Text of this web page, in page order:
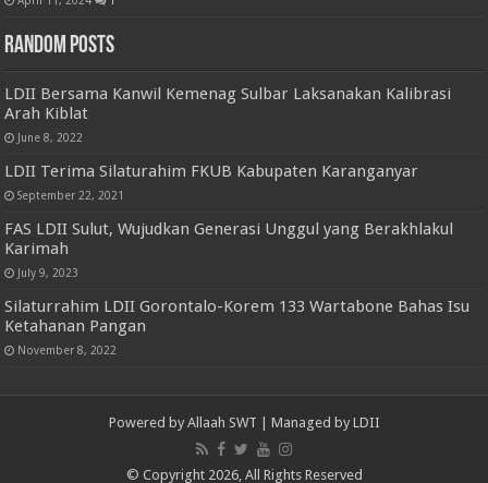
Random Posts
LDII Bersama Kanwil Kemenag Sulbar Laksanakan Kalibrasi
Arah Kiblat
June 8, 2022
LDII Terima Silaturahim FKUB Kabupaten Karanganyar
September 22, 2021
FAS LDII Sulut, Wujudkan Generasi Unggul yang Berakhlakul
Karimah
July 9, 2023
Silaturrahim LDII Gorontalo-Korem 133 Wartabone Bahas Isu
Ketahanan Pangan
November 8, 2022
Powered by Allaah SWT | Managed by LDII
© Copyright 2026, All Rights Reserved